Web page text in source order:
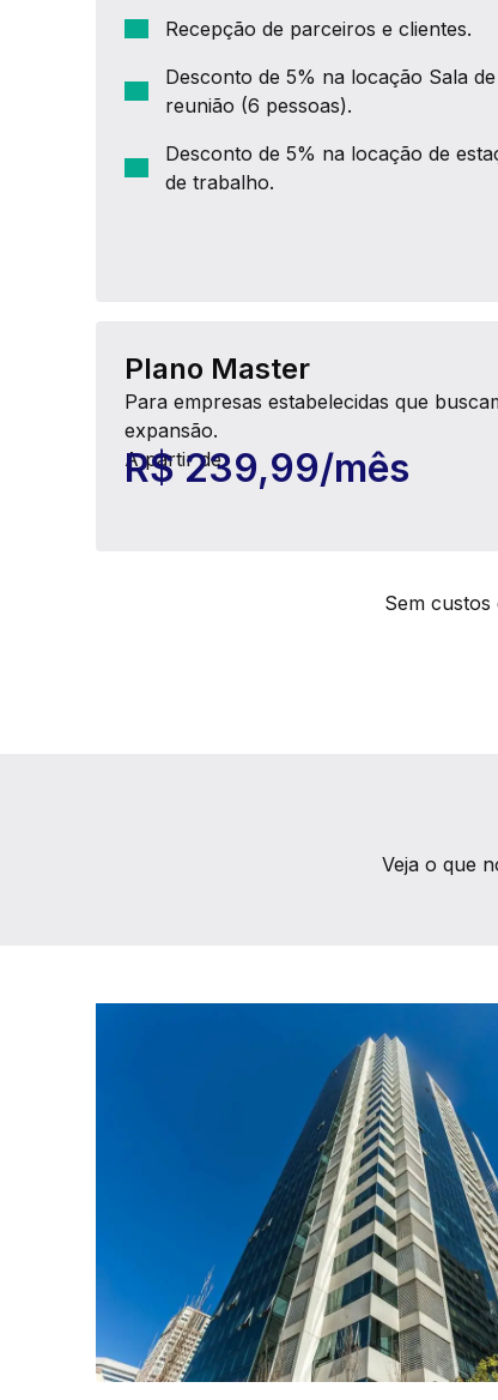
Recepção de parceiros e clientes.
Desconto de 5% na locação Sala de
reunião (6 pessoas).
Desconto de 5% na locação de
de trabalho.
Plano Master
Para empresas estabelecidas que
expansão.
A partir de
R$ 239,99/mês
Sem
Veja o que